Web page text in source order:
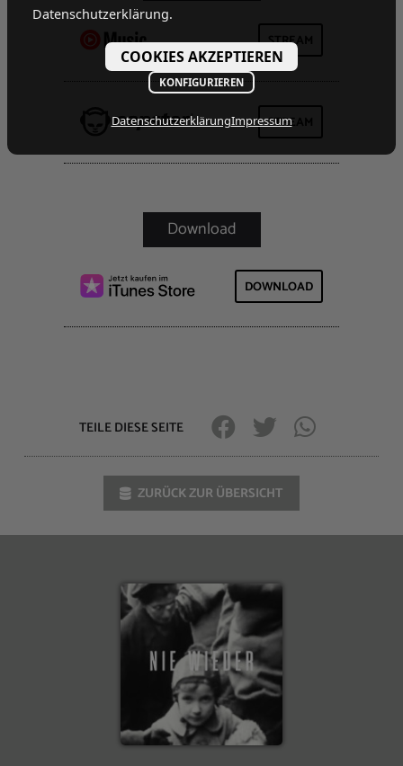
STREAM
STREAM
DOWNLOAD
TEILE DIESE SEITE
ZURÜCK ZUR ÜBERSICHT
Datenschutzerklärung.
COOKIES AKZEPTIEREN
KONFIGURIEREN
DatenschutzerklärungImpressum